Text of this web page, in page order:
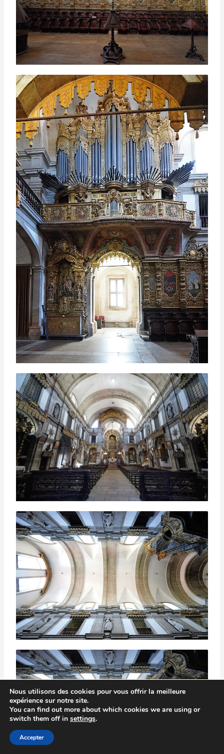
Nous utilisons des cookies pour vous offrir la meilleure
expérience sur notre site.
You can find out more about which cookies we are using or
switch them off in settings.
Accepter